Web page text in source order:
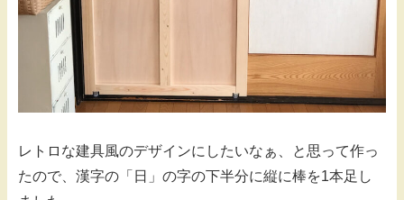
レトロな建具風のデザインにしたいなぁ、と思って作っ
たので、漢字の「日」の字の下半分に縦に棒を1本足し